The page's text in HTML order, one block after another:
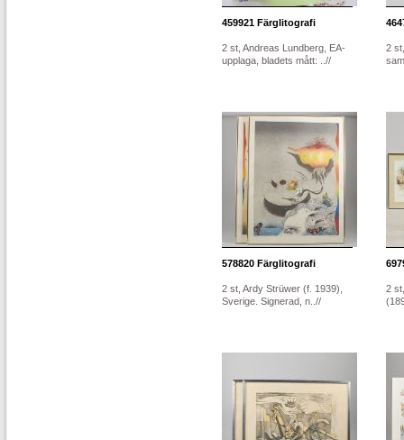
459921 Färglitografi
2 st, Andreas Lundberg, EA-
upplaga, bladets mått: ..//
2
578820 Färglitografi
2 st, Ardy Strüwer (f. 1939),
Sverige. Signerad, n..//
2